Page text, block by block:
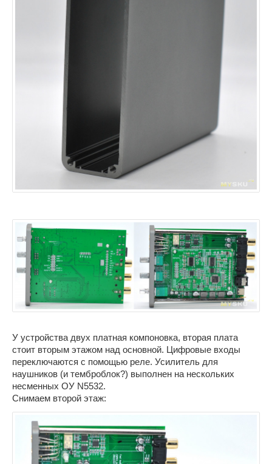
У устройства двух платная компоновка, вторая плата
стоит вторым этажом над основной. Цифровые входы
переключаются с помощью реле. Усилитель для
наушников (и темброблок?) выполнен на нескольких
несменных ОУ N5532.
Снимаем второй этаж: